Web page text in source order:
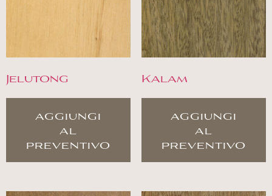
Jelutong
aggiungi
al
preventivo
Kalam
aggiungi
al
preventivo